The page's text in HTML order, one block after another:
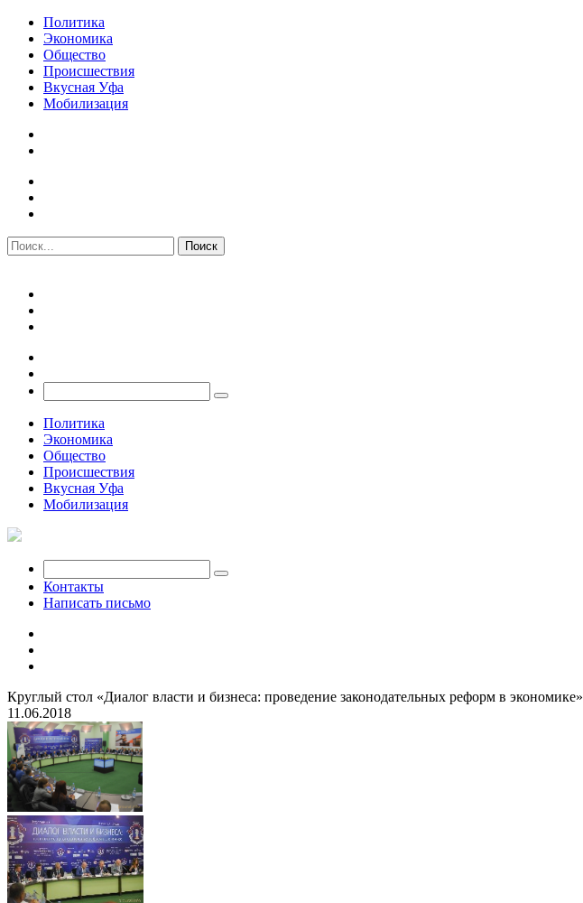
Политика
Экономика
Общество
Происшествия
Вкусная Уфа
Мобилизация
Политика
Экономика
Общество
Происшествия
Вкусная Уфа
Мобилизация
Контакты
Написать письмо
Круглый стол «Диалог власти и бизнеса: проведение законодательных реформ в экономике»
11.06.2018